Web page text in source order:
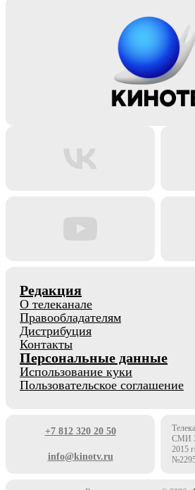
Редакция
О телеканале
Правообладателям
Дистрибуция
Контакты
Персональные данные
Использование куки
Пользовательское соглашение
+7 812 320 20 50
info@kinotv.ru
СМИ
2015